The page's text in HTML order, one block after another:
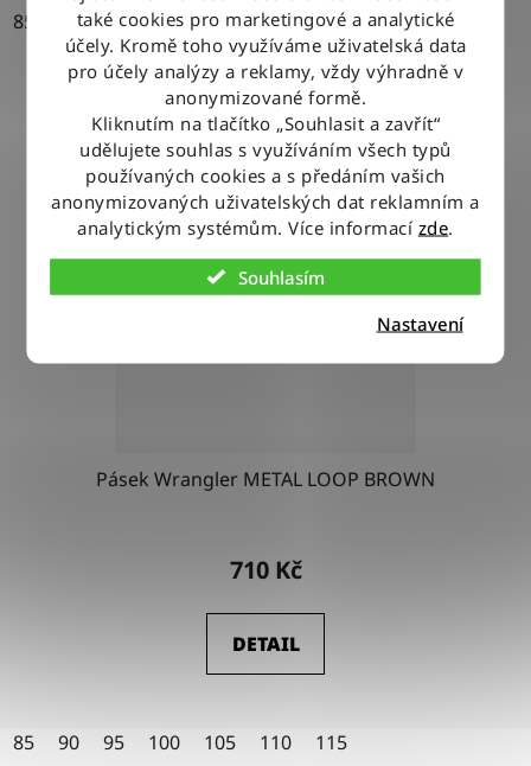
také cookies pro marketingové a analytické
účely. Kromě toho využíváme uživatelská data
pro účely analýzy a reklamy, vždy výhradně v
anonymizované formě.
Kliknutím na tlačítko „Souhlasit a zavřít“
udělujete souhlas s využíváním všech typů
používaných cookies a s předáním vašich
anonymizovaných uživatelských dat reklamním a
analytickým systémům. Více informací zde.
Souhlasím
Nastavení
85 90 95 100 105 110 115
Pásek Wrangler METAL LOOP BROWN
hodnocení
je
5,0
hvězdiček.
710 Kč
DETAIL
85 90 95 100 105 110 115